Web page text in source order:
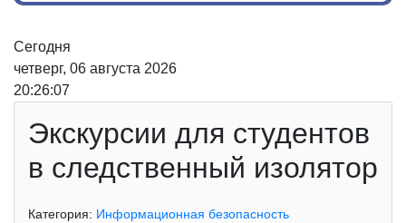
Сегодня
четверг, 06 августа 2026
20:26:07
Экскурсии для студентов
в следственный изолятор
Категория: Информационная безопасность